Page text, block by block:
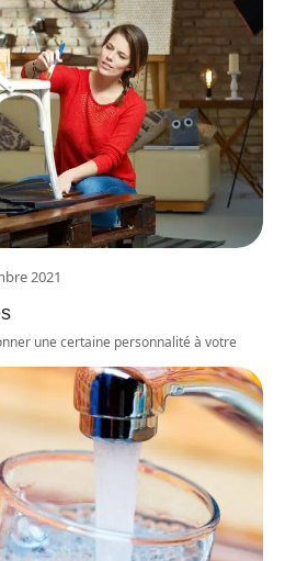
2021
une certaine personnalité à votre